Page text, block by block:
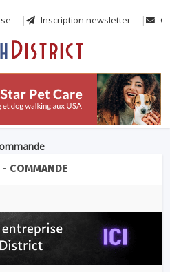
Inscription newsletter
COMMANDE